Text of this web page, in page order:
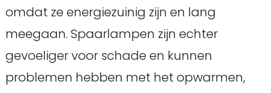
omdat ze energiezuinig zijn en lang
meegaan. Spaarlampen zijn echter
gevoeliger voor schade en kunnen
problemen hebben met het opwarmen,